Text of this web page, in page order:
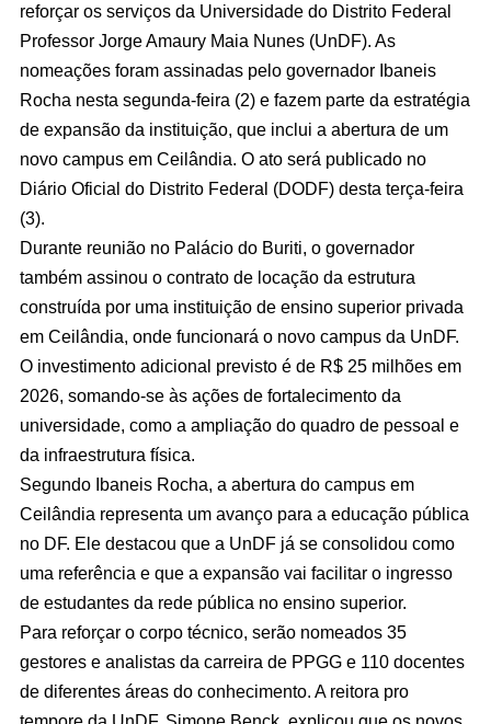
reforçar os serviços da Universidade do Distrito Federal
Professor Jorge Amaury Maia Nunes (UnDF). As
nomeações foram assinadas pelo governador Ibaneis
Rocha nesta segunda-feira (2) e fazem parte da estratégia
de expansão da instituição, que inclui a abertura de um
novo campus em Ceilândia. O ato será publicado no
Diário Oficial do Distrito Federal (DODF) desta terça-feira
(3).
Durante reunião no Palácio do Buriti, o governador
também assinou o contrato de locação da estrutura
construída por uma instituição de ensino superior privada
em Ceilândia, onde funcionará o novo campus da UnDF.
O investimento adicional previsto é de R$ 25 milhões em
2026, somando-se às ações de fortalecimento da
universidade, como a ampliação do quadro de pessoal e
da infraestrutura física.
Segundo Ibaneis Rocha, a abertura do campus em
Ceilândia representa um avanço para a educação pública
no DF. Ele destacou que a UnDF já se consolidou como
uma referência e que a expansão vai facilitar o ingresso
de estudantes da rede pública no ensino superior.
Para reforçar o corpo técnico, serão nomeados 35
gestores e analistas da carreira de PPGG e 110 docentes
de diferentes áreas do conhecimento. A reitora pro